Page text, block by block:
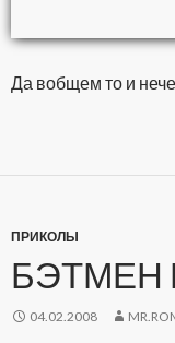
Да вобщем то и
ПРИКОЛЫ
БЭТМЕН
04.02.2008